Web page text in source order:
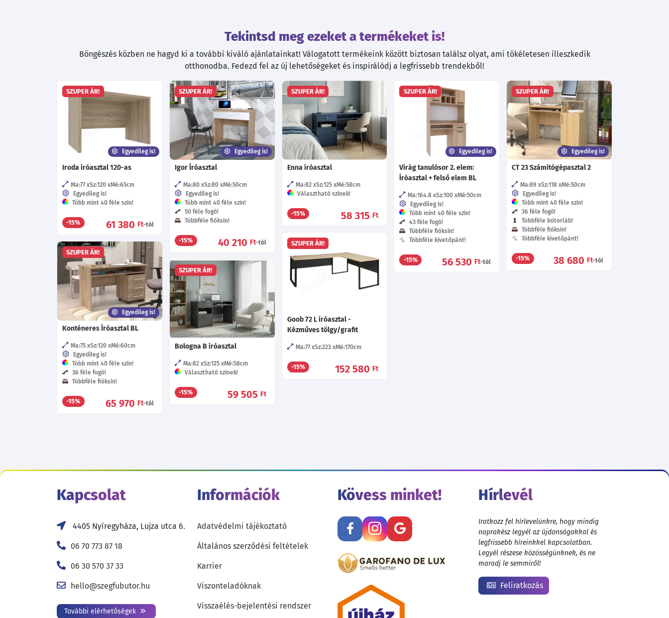
Tekintsd meg ezeket a termékeket is!
Böngészés közben ne hagyd ki a további kiváló ajánlatainkat! Válogatott termékeink között biztosan találsz olyat, ami tökéletesen illeszkedik
otthonodba. Fedezd fel az új lehetőségeket és inspirálódj a legfrissebb trendekből!
SZUPER ÁR!
Egyedileg is!
Iroda íróasztal 120-as
Ma:77 Sz:120 Mé:65cm
Egyedileg is!
Több mint 40 féle szín!
-15% 61 380 Ft-tól
SZUPER ÁR!
Egyedileg is!
Igor Íróasztal
Ma:80 Sz:80 Mé:50cm
Egyedileg is!
Több mint 40 féle szín!
50 féle fogó!
Többféle fióksín!
-15% 40 210 Ft-tól
SZUPER ÁR!
Enna íróasztal
Ma:82 Sz:125 Mé:58cm
Választható színek!
-15% 58 315 Ft
SZUPER ÁR!
Egyedileg is!
Virág tanulósor 2. elem:
Íróasztal + felső elem BL
Ma:164.8 Sz:100 Mé:50cm
Egyedileg is!
Több mint 40 féle szín!
43 féle fogó!
Többféle fióksín!
Többféle kivetőpánt!
-15% 56 530 Ft-tól
SZUPER ÁR!
Egyedileg is!
CT 23 Számítógépasztal 2
Ma:89 Sz:118 Mé:50cm
Egyedileg is!
Több mint 40 féle szín!
36 féle fogó!
Többféle bútorláb!
Többféle fióksín!
Többféle kivetőpánt!
-15% 38 680 Ft-tól
SZUPER ÁR!
Goob 72 L íróasztal -
Kézműves tölgy/grafit
Ma:77 Sz:223 Mé:170cm
-15% 152 580 Ft
SZUPER ÁR!
Egyedileg is!
Konténeres Íróasztal BL
Ma:75 Sz:120 Mé:60cm
Egyedileg is!
Több mint 40 féle szín!
36 féle fogó!
Többféle fióksín!
-15% 65 970 Ft-tól
SZUPER ÁR!
Bologna B íróasztal
Ma:82 Sz:125 Mé:58cm
Választható színek!
-15% 59 505 Ft
Kapcsolat
4405 Nyíregyháza, Lujza utca 6.
06 70 773 87 18
06 30 570 37 33
hello@szegfubutor.hu
További elérhetőségek
Információk
Adatvédelmi tájékoztató
Általános szerződési feltételek
Karrier
Viszonteladóknak
Visszaélés-bejelentési rendszer
Kövess minket! Hírlevél
Iratkozz fel hírlevelünkre, hogy mindig
naprakész legyél az újdonságokkal és
legfrissebb híreinkkel kapcsolatban.
Legyél részese közösségünknek, és ne
maradj le semmiről!
Feliratkozás